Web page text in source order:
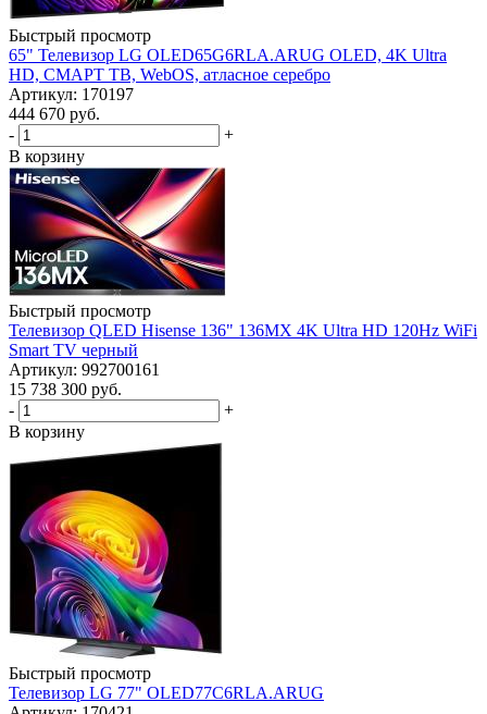
Быстрый просмотр
65" Телевизор LG OLED65G6RLA.ARUG OLED, 4K Ultra
HD, СМАРТ ТВ, WebOS, атласное серебро
Артикул: 170197
444 670 руб.
-
+
В корзину
Быстрый просмотр
Телевизор QLED Hisense 136" 136MX 4K Ultra HD 120Hz WiFi
Smart TV черный
Артикул: 992700161
15 738 300 руб.
-
+
В корзину
Быстрый просмотр
Телевизор LG 77" OLED77C6RLA.ARUG